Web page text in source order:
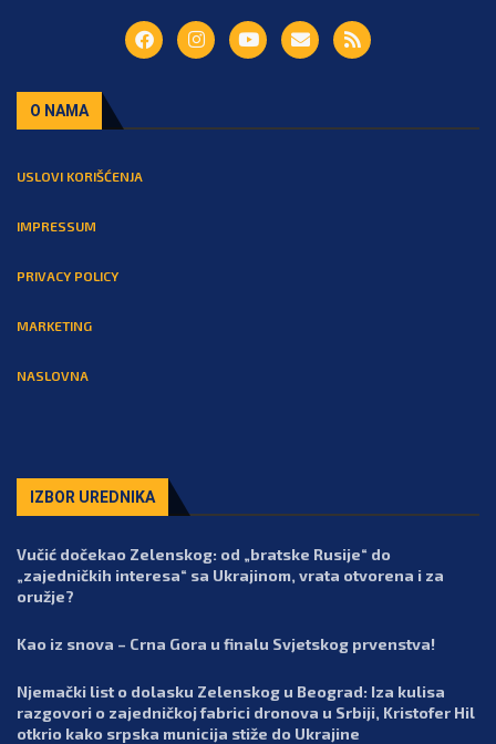
O NAMA
USLOVI KORIŠĆENJA
IMPRESSUM
PRIVACY POLICY
MARKETING
NASLOVNA
IZBOR UREDNIKA
Vučić dočekao Zelenskog: od „bratske Rusije“ do
„zajedničkih interesa“ sa Ukrajinom, vrata otvorena i za
oružje?
Kao iz snova – Crna Gora u finalu Svjetskog prvenstva!
Njemački list o dolasku Zelenskog u Beograd: Iza kulisa
razgovori o zajedničkoj fabrici dronova u Srbiji, Kristofer Hil
otkrio kako srpska municija stiže do Ukrajine